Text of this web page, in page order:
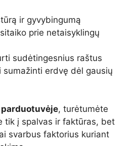
ir gyvybingumą
prie netaisyklingų
sudėtingesnius raštus
sumažinti erdvę dėl gausių
, turėtumėte
tik į spalvas ir faktūras, bet
svarbus faktorius kuriant